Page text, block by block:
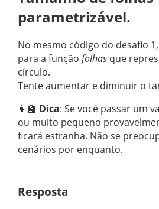
parametrizável.
No mesmo código do desafio
para a função folhas que
círculo.
Tente aumentar e diminuir o
👩‍🏫 Dica: Se você passar um
ou muito pequeno
ficará estranha. Não se
cenários por enquanto.
Resposta